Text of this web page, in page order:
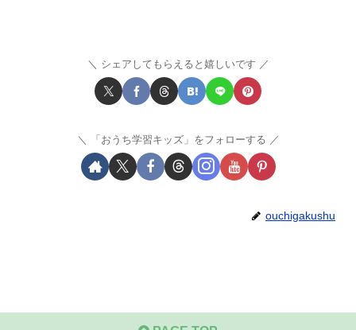
シェアしてもらえると嬉しいです
「おうち学習キッズ」をフォローする
ouchigakushu